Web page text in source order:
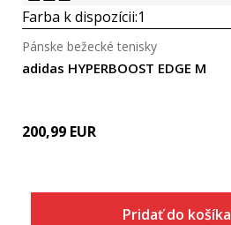
Farba k dispozícii:1
adidas HYPERBOOST EDGE M
Pánske bežecké tenisky
200,99 EUR
Pridať do košíka